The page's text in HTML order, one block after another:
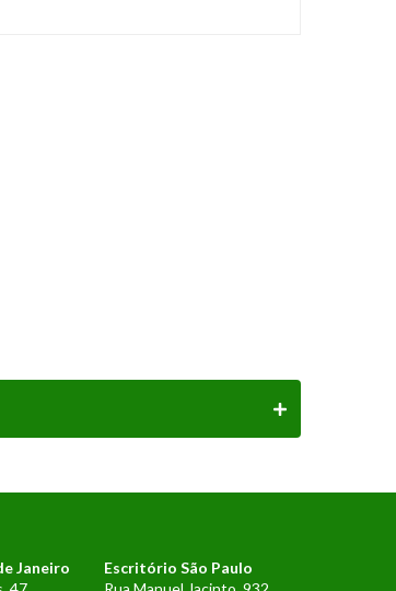
Janeiro
Escritório São Paulo